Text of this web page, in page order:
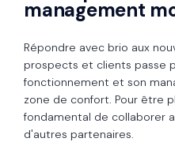
management
Répondre avec brio aux
prospects et clients passe
fonctionnement et son
zone de confort. Pour être
fondamental de collaborer
d'autres partenaires.